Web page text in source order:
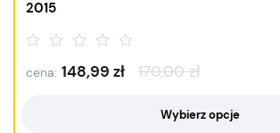
2015
cena: 170,00zł
148,99 zł
Wybierz opcje